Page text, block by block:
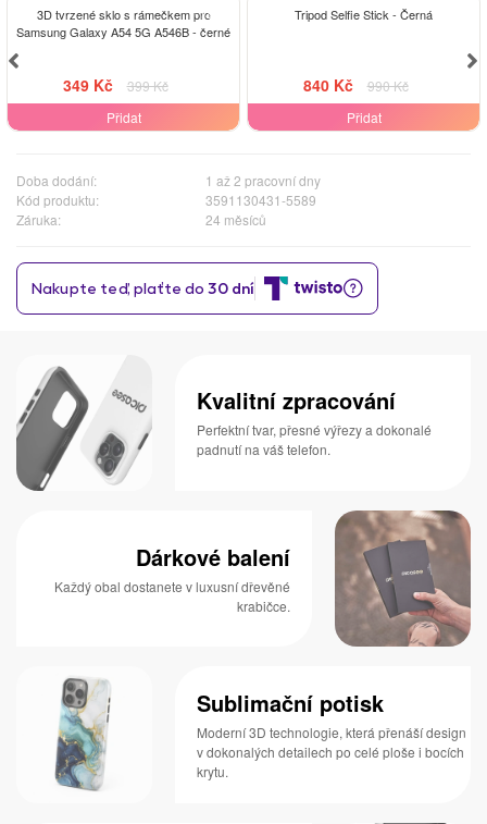
-13%
3D tvrzené sklo s rámečkem pro
Samsung Galaxy A54 5G A546B - černé
349 Kč
399 Kč
Přidat
Tripod Selfie Stick - Černá
840 Kč
990 Kč
Přidat
Doba dodání:
1 až 2 pracovní dny
Kód produktu:
3591130431-5589
Záruka:
24 měsíců
Kvalitní zpracování
Perfektní tvar, přesné výřezy a dokonalé
padnutí na váš telefon.
Dárkové balení
Každý obal dostanete v luxusní dřevěné
krabičce.
Sublimační potisk
Moderní 3D technologie, která přenáší design
v dokonalých detailech po celé ploše i bocích
krytu.